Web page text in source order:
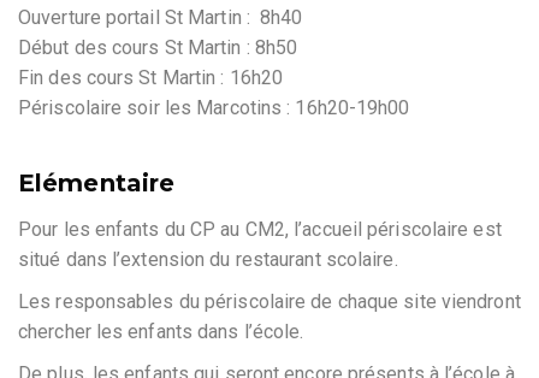
Ouverture portail St Martin : 8h40
Début des cours St Martin : 8h50
Fin des cours St Martin : 16h20
Périscolaire soir les Marcotins : 16h20-19h00
Elémentaire
Pour les enfants du CP au CM2, l’accueil périscolaire est
situé dans l’extension du restaurant scolaire.
Les responsables du périscolaire de chaque site viendront
chercher les enfants dans l’école.